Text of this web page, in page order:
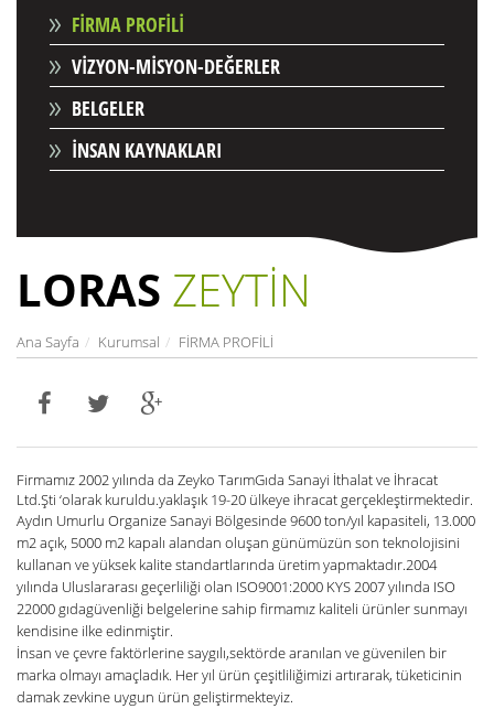
FİRMA PROFİLİ
VİZYON-MİSYON-DEĞERLER
BELGELER
İNSAN KAYNAKLARI
LORAS ZEYTİN
Ana Sayfa Kurumsal FİRMA PROFİLİ
Firmamız 2002 yılında da Zeyko TarımGıda Sanayi İthalat ve İhracat
Ltd.Şti ‘olarak kuruldu.yaklaşık 19-20 ülkeye ihracat gerçekleştirmektedir.
Aydın Umurlu Organize Sanayi Bölgesinde 9600 ton/yıl kapasiteli, 13.000
m2 açık, 5000 m2 kapalı alandan oluşan günümüzün son teknolojisini
kullanan ve yüksek kalite standartlarında üretim yapmaktadır.2004
yılında Uluslararası geçerliliği olan ISO9001:2000 KYS 2007 yılında ISO
22000 gıdagüvenliği belgelerine sahip firmamız kaliteli ürünler sunmayı
kendisine ilke edinmiştir.
İnsan ve çevre faktörlerine saygılı,sektörde aranılan ve güvenilen bir
marka olmayı amaçladık. Her yıl ürün çeşitliliğimizi artırarak, tüketicinin
damak zevkine uygun ürün geliştirmekteyiz.